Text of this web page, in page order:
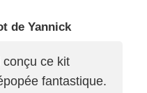
de Yannick
conçu ce kit
fantastique.